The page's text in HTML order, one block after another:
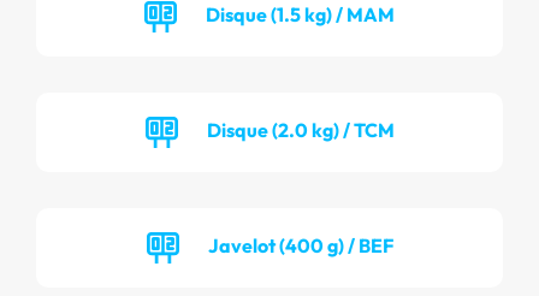
Disque (1.5 kg) / MAM
Disque (2.0 kg) / TCM
Javelot (400 g) / BEF